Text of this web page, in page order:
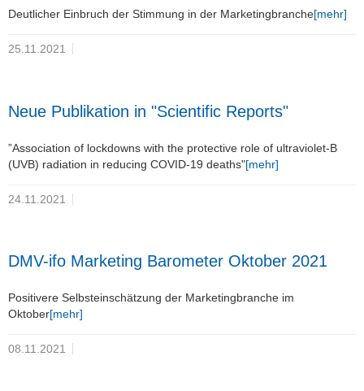
Deutlicher Einbruch der Stimmung in der Marketingbranche[mehr]
25.11.2021
Neue Publikation in "Scientific Reports"
”Association of lockdowns with the protective role of ultraviolet-B
(UVB) radiation in reducing COVID-19 deaths"[mehr]
24.11.2021
DMV-ifo Marketing Barometer Oktober 2021
Positivere Selbsteinschätzung der Marketingbranche im
Oktober[mehr]
08.11.2021